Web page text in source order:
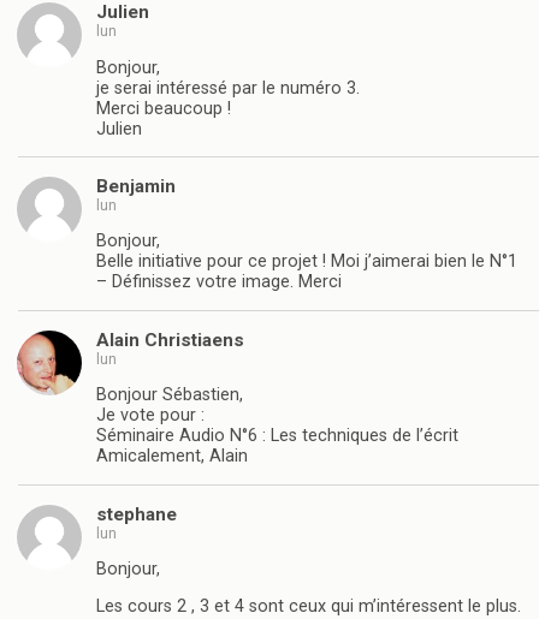
Julien
lun
Bonjour,
je serai intéressé par le numéro 3.
Merci beaucoup !
Julien
Benjamin
lun
Bonjour,
Belle initiative pour ce projet ! Moi j’aimerai bien le N°1
– Définissez votre image. Merci
Alain Christiaens
lun
Bonjour Sébastien,
Je vote pour :
Séminaire Audio N°6 : Les techniques de l’écrit
Amicalement, Alain
stephane
lun
Bonjour,
Les cours 2 , 3 et 4 sont ceux qui m’intéressent le plus.